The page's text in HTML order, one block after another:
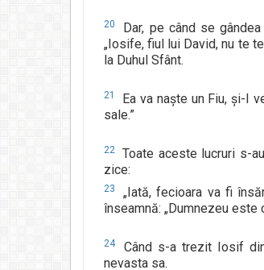
20
Dar, pe când se
„Iosife, fiul lui David, nu te
la Duhul Sfânt.
21
Ea va naşte un Fiu, şi-I
sale.”
22
Toate aceste lucruri s-
zice:
23
„Iată, fecioara va fi
înseamnă: „Dumnezeu este
24
Când s-a trezit Iosif
nevasta sa.